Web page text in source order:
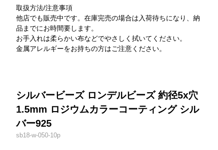
取扱方法/注意事項
他店でも販売中です。在庫完売の場合は入荷待ちになり、納
品までにお時間要します。
お手入れは柔らかい布などでやさしく拭いてください。
金属アレルギーをお持ちの方はご注意ください。
シルバービーズ ロンデルビーズ 約径5x穴
1.5mm ロジウムカラーコーティング シル
バー925
sb18-w-050-10p